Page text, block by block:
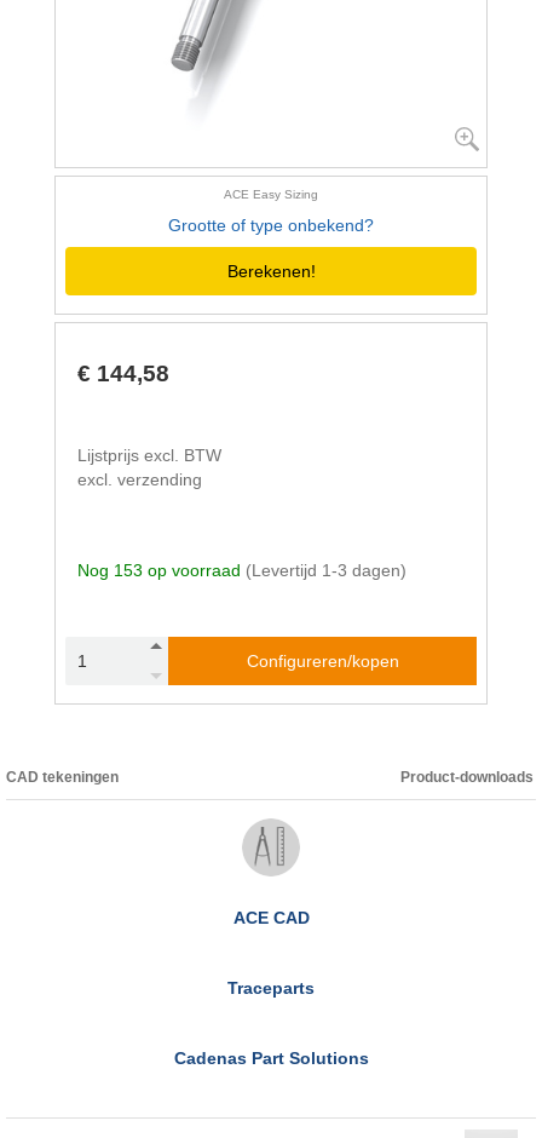
ACE Easy Sizing
Grootte of type onbekend?
Berekenen!
€ 144,58
Lijstprijs excl. BTW
excl. verzending
Nog 153 op voorraad (Levertijd 1-3 dagen)
Configureren/kopen
CAD tekeningen Product-downloads
ACE CAD
Traceparts
Cadenas Part Solutions